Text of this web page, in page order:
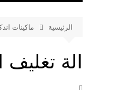
الرئيسية ماكينات
الة تغليف